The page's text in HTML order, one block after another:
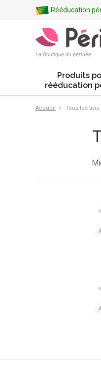
Rééducation
La Boutique du périnée
Produits
rééducation
Accueil Tous les